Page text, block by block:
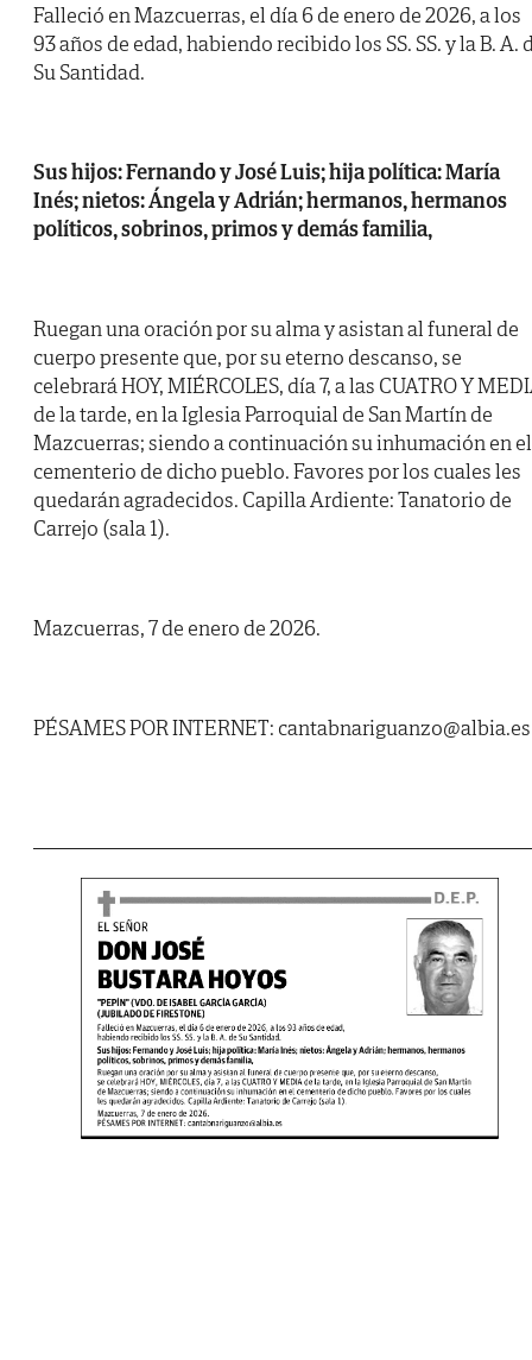
Falleció en Mazcuerras, el día 6 de enero de 2026, a los
93 años de edad, habiendo recibido los SS. SS. y la B. A.
Su Santidad.
Sus hijos: Fernando y José Luis; hija política: María
Inés; nietos: Ángela y Adrián; hermanos, hermanos
políticos, sobrinos, primos y demás familia,
Ruegan una oración por su alma y asistan al funeral de
cuerpo presente que, por su eterno descanso, se
celebrará HOY, MIÉRCOLES, día 7, a las CUATRO Y
de la tarde, en la Iglesia Parroquial de San Martín de
Mazcuerras; siendo a continuación su inhumación en el
cementerio de dicho pueblo. Favores por los cuales les
quedarán agradecidos. Capilla Ardiente: Tanatorio de
Carrejo (sala 1).
Mazcuerras, 7 de enero de 2026.
PÉSAMES POR INTERNET: cantabnariguanzo@albia.es